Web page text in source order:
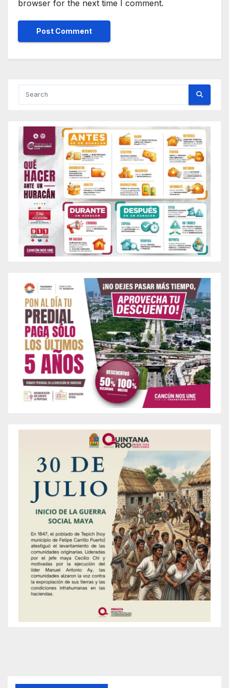
browser for the next time I comment.